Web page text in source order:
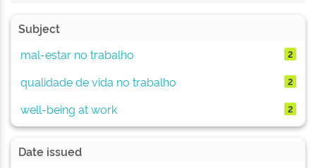
Subject
mal-estar no trabalho
2
qualidade de vida no trabalho 2
well-being at work 2
Date issued